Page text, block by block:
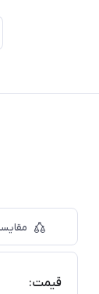
قیمت: